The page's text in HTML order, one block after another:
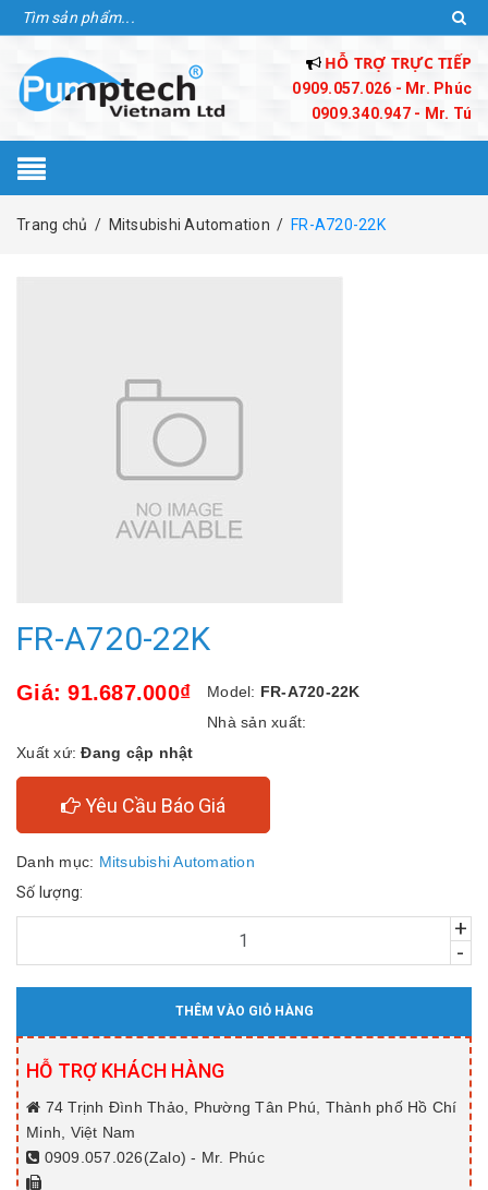
HỖ TRỢ TRỰC TIẾP
0909.057.026 - Mr. Phúc
0909.340.947 - Mr. Tú
Trang chủ / Mitsubishi Automation / FR-A720-22K
FR-A720-22K
Giá: 91.687.000₫ Model: FR-A720-22K
Nhà sản xuất:
Xuất xứ:Đang cập nhật
Yêu Cầu Báo Giá
Danh mục: Mitsubishi Automation
Số lượng:
+
-
THÊM VÀO GIỎ HÀNG
HỖ TRỢ KHÁCH HÀNG
74 Trịnh Đình Thảo, Phường Tân Phú, Thành phố Hồ Chí
Minh, Việt Nam
0909.057.026(Zalo) - Mr. Phúc